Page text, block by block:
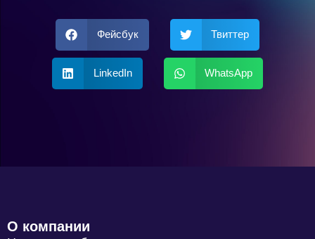
Фейсбук Твиттер
LinkedIn WhatsApp
О компании